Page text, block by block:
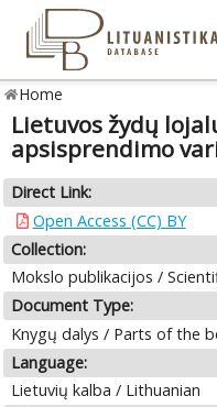
Home
Lietuvos žydų
apsisprendimo
Direct Link:
Open Access (CC) BY
Collection:
Mokslo publikacijos /
Document Type:
Knygų dalys / Parts of the
Language:
Lietuvių kalba / Lithuanian